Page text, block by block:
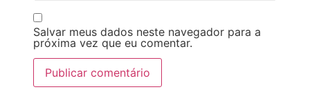
Salvar meus dados neste navegador para a
próxima vez que eu comentar.